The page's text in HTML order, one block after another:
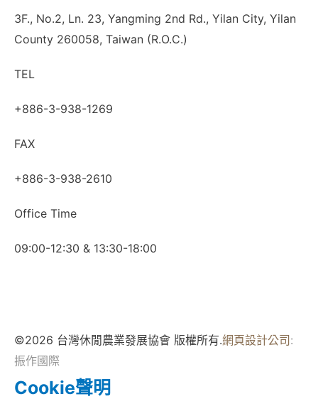
3F., No.2, Ln. 23, Yangming 2nd Rd., Yilan City, Yilan
County 260058, Taiwan (R.O.C.)
TEL
+886-3-938-1269
FAX
+886-3-938-2610
Office Time
09:00-12:30 & 13:30-18:00
©2026 台灣休閒農業發展協會 版權所有.網頁設計公司:
振作國際
Cookie聲明